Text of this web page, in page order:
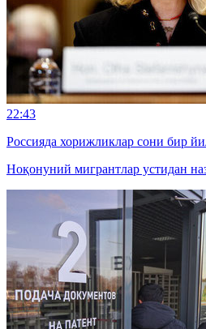
22:43
Россияда хорижликлар сони бир
Ноқонуний мигрантлар устидан